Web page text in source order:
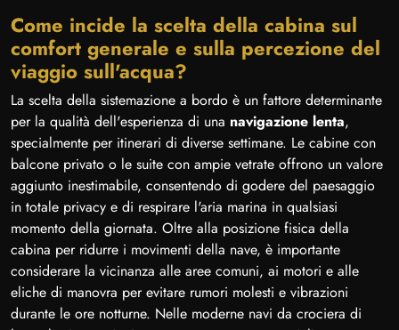
Come incide la scelta della cabina sul
comfort generale e sulla percezione del
viaggio sull'acqua?
La scelta della sistemazione a bordo è un fattore determinante
per la qualità dell'esperienza di una navigazione lenta,
specialmente per itinerari di diverse settimane. Le cabine con
balcone privato o le suite con ampie vetrate offrono un valore
aggiunto inestimabile, consentendo di godere del paesaggio
in totale privacy e di respirare l'aria marina in qualsiasi
momento della giornata. Oltre alla posizione fisica della
cabina per ridurre i movimenti della nave, è importante
considerare la vicinanza alle aree comuni, ai motori e alle
eliche di manovra per evitare rumori molesti e vibrazioni
durante le ore notturne. Nelle moderne navi da crociera di